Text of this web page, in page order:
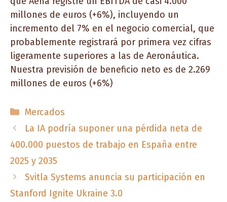
millones de euros (+6%), incluyendo un
incremento del 7% en el negocio comercial, que
probablemente registrará por primera vez cifras
ligeramente superiores a las de Aeronáutica.
Nuestra previsión de beneficio neto es de 2.269
millones de euros (+6%)
Categorías
Mercados
La IA podría suponer una pérdida neta de
400.000 puestos de trabajo en España entre
2025 y 2035
Svitla Systems anuncia su participación en
Stanford Ignite Ukraine 3.0